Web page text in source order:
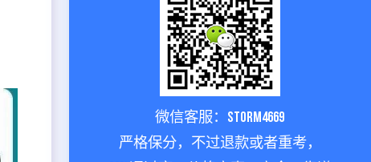
微信客服：storm4669
严格保分，不过退款或者重考，